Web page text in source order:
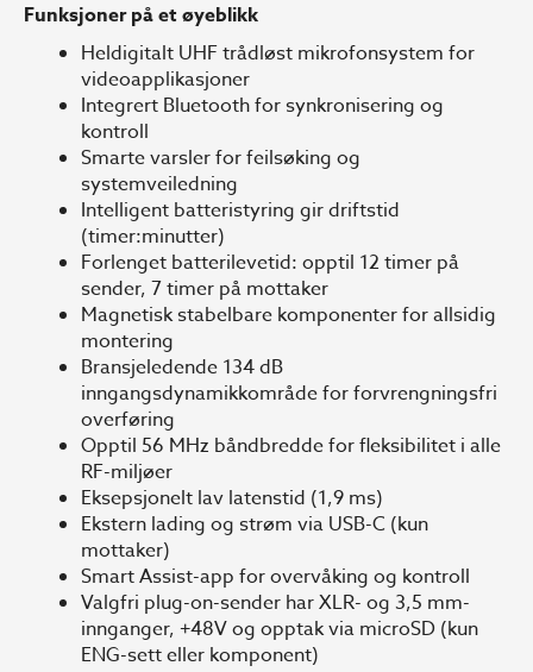
Funksjoner på et øyeblikk
Heldigitalt UHF trådløst mikrofonsystem for
videoapplikasjoner
Integrert Bluetooth for synkronisering og
kontroll
Smarte varsler for feilsøking og
systemveiledning
Intelligent batteristyring gir driftstid
(timer:minutter)
Forlenget batterilevetid: opptil 12 timer på
sender, 7 timer på mottaker
Magnetisk stabelbare komponenter for allsidig
montering
Bransjeledende 134 dB
inngangsdynamikkområde for forvrengningsfri
overføring
Opptil 56 MHz båndbredde for fleksibilitet i alle
RF-miljøer
Eksepsjonelt lav latenstid (1,9 ms)
Ekstern lading og strøm via USB-C (kun
mottaker)
Smart Assist-app for overvåking og kontroll
Valgfri plug-on-sender har XLR- og 3,5 mm-
innganger, +48V og opptak via microSD (kun
ENG-sett eller komponent)